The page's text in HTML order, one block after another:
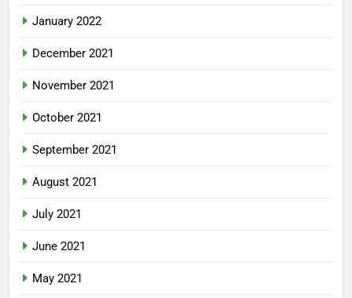
January 2022
December 2021
November 2021
October 2021
September 2021
August 2021
July 2021
June 2021
May 2021